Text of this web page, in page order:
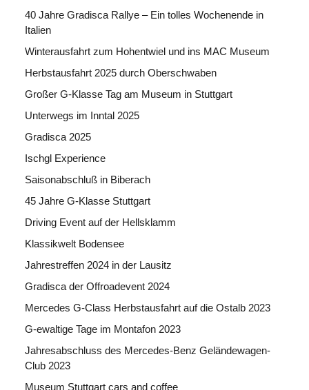
40 Jahre Gradisca Rallye – Ein tolles Wochenende in
Italien
Winterausfahrt zum Hohentwiel und ins MAC Museum
Herbstausfahrt 2025 durch Oberschwaben
Großer G-Klasse Tag am Museum in Stuttgart
Unterwegs im Inntal 2025
Gradisca 2025
Ischgl Experience
Saisonabschluß in Biberach
45 Jahre G-Klasse Stuttgart
Driving Event auf der Hellsklamm
Klassikwelt Bodensee
Jahrestreffen 2024 in der Lausitz
Gradisca der Offroadevent 2024
Mercedes G-Class Herbstausfahrt auf die Ostalb 2023
G-ewaltige Tage im Montafon 2023
Jahresabschluss des Mercedes-Benz Geländewagen-
Club 2023
Museum Stuttgart cars and coffee